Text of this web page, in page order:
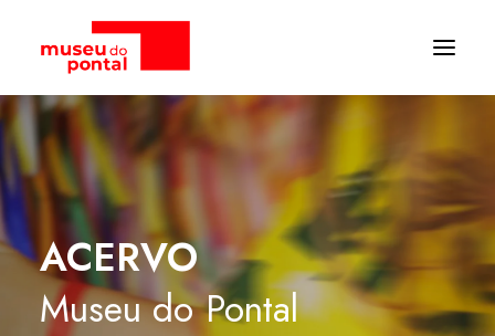
ACERVO
Museu do Pontal